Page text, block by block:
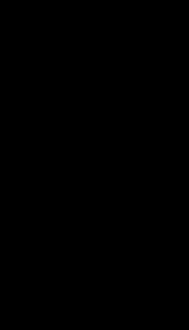
de
monitoreo
operaciones
2D/3D,
filtrado y
técnicos
decisiones